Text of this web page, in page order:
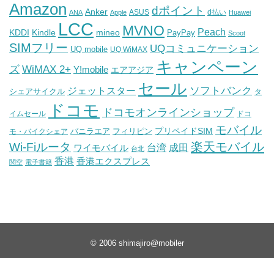
Amazon ANA Anker Apple ASUS dポイント d払い Huawei
KDDI Kindle LCC mineo MVNO PayPay Peach Scoot
SIMフリー UQ mobile UQ WiMAX UQコミュニケーション
ズ WiMAX 2+ Y!mobile エアアジア キャンペーン
シェアサイクル ジェットスター セール ソフトバンク タ
イムセール ドコモ ドコモオンラインショップ ドコ
モ・バイクシェア バニラエア フィリピン プリペイドSIM モバイル
Wi-Fiルータ ワイモバイル 台北 台湾 成田 楽天モバイル
関空 電子書籍 香港 香港エクスプレス
© 2006 shimajiro@mobiler